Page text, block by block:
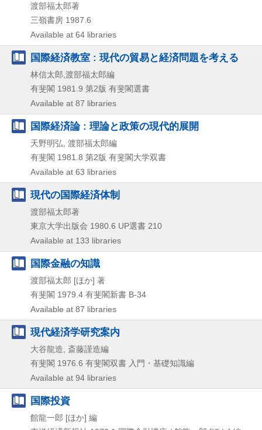
渡部福太郎著
三嶺書房 1987.6
Available at 64 libraries
国際経済教室 : 現代の貿易と経済問題を考える
林信太郎,渡部福太郎編
有斐閣 1981.9 第2版 有斐閣選書
Available at 87 libraries
国際経済論 : 理論と政策の現代的展開
天野明弘, 渡部福太郎編
有斐閣 1981.8 第2版 有斐閣大学双書
Available at 63 libraries
現代の国際経済体制
渡部福太郎著
東京大学出版会 1980.6 UP選書 210
Available at 133 libraries
国際金融の知識
渡部福太郎 [ほか] 著
有斐閣 1979.4 有斐閣新書 B-34
Available at 87 libraries
現代経済学研究案内
大谷龍造, 斎藤謹造編
有斐閣 1976.6 有斐閣双書 入門・基礎知識編
Available at 94 libraries
国際投資
館龍一郎 [ほか] 編